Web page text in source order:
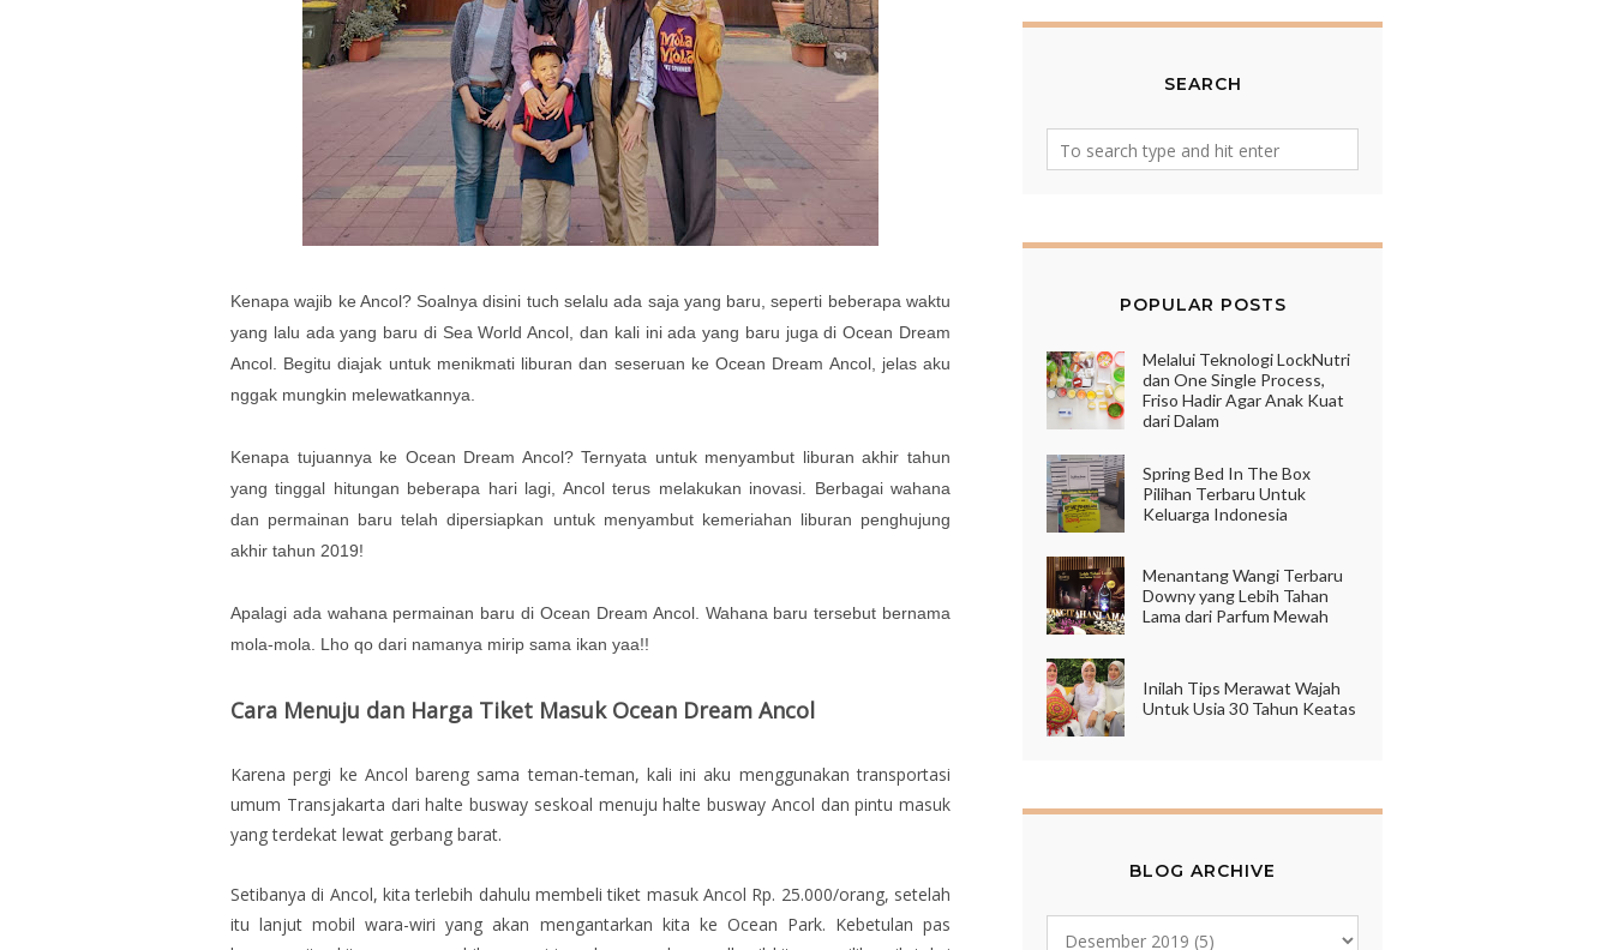
Kenapa wajib ke Ancol? Soalnya disini tuch selalu ada saja yang baru, seperti beberapa waktu
yang lalu ada yang baru di Sea World Ancol, dan kali ini ada yang baru juga di Ocean Dream
Ancol. Begitu diajak untuk menikmati liburan dan seseruan ke Ocean Dream Ancol, jelas aku
nggak mungkin melewatkannya.
Kenapa tujuannya ke Ocean Dream Ancol? Ternyata untuk menyambut liburan akhir tahun
yang tinggal hitungan beberapa hari lagi, Ancol terus melakukan inovasi. Berbagai wahana
dan permainan baru telah dipersiapkan untuk menyambut kemeriahan liburan penghujung
akhir tahun 2019!
Apalagi ada wahana permainan baru di Ocean Dream Ancol. Wahana baru tersebut bernama
mola-mola. Lho qo dari namanya mirip sama ikan yaa!!
Cara Menuju dan Harga Tiket Masuk Ocean Dream Ancol
Karena pergi ke Ancol bareng sama teman-teman, kali ini aku menggunakan transportasi
umum Transjakarta dari halte busway seskoal menuju halte busway Ancol dan pintu masuk
yang terdekat lewat gerbang barat.
Setibanya di Ancol, kita terlebih dahulu membeli tiket masuk Ancol Rp. 25.000/orang, setelah
itu lanjut mobil wara-wiri yang akan mengantarkan kita ke Ocean Park. Kebetulan pas
SEARCH
POPULAR POSTS
Melalui Teknologi LockNutri
dan One Single Process,
Friso Hadir Agar Anak Kuat
dari Dalam
Spring Bed In The Box
Pilihan Terbaru Untuk
Keluarga Indonesia
Menantang Wangi Terbaru
Downy yang Lebih Tahan
Lama dari Parfum Mewah
Inilah Tips Merawat Wajah
Untuk Usia 30 Tahun Keatas
BLOG ARCHIVE